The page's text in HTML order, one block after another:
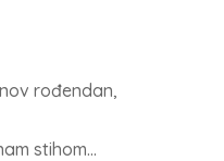
rođendan,
stihom…